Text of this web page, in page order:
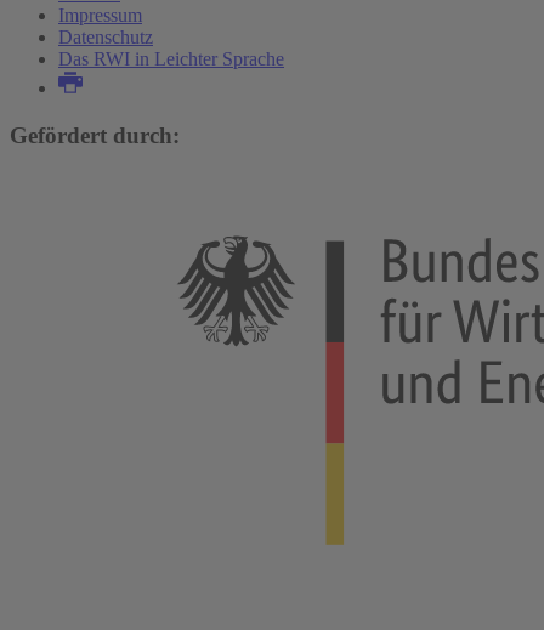
Mehr Forschungsprojekte
Impressum
Datenschutz
Das RWI in Leichter Sprache
Gefördert durch: